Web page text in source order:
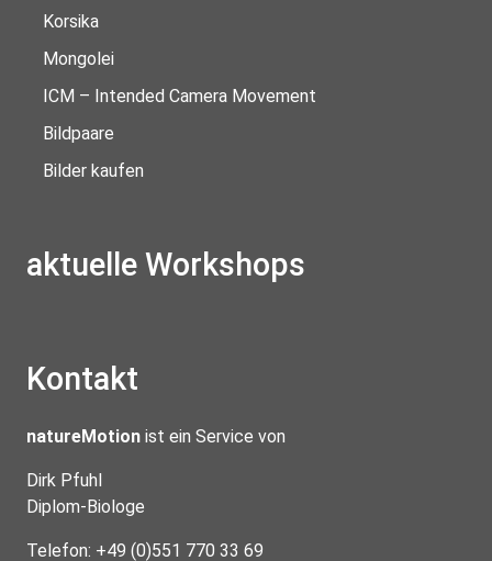
Korsika
Mongolei
ICM – Intended Camera Movement
Bildpaare
Bilder kaufen
aktuelle Workshops
Kontakt
natureMotion ist ein Service von
Dirk Pfuhl
Diplom-Biologe
Telefon: +49 (0)551 770 33 69